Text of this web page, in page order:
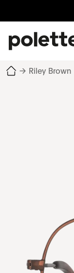
→ Riley Brown